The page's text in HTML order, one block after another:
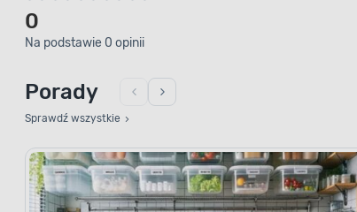
0
Na podstawie 0 opinii
Porady
Sprawdź wszystkie